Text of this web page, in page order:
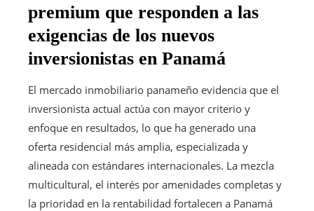
premium que responden a las
exigencias de los nuevos
inversionistas en Panamá
El mercado inmobiliario panameño evidencia que el
inversionista actual actúa con mayor criterio y
enfoque en resultados, lo que ha generado una
oferta residencial más amplia, especializada y
alineada con estándares internacionales. La mezcla
multicultural, el interés por amenidades completas y
la prioridad en la rentabilidad fortalecen a Panamá